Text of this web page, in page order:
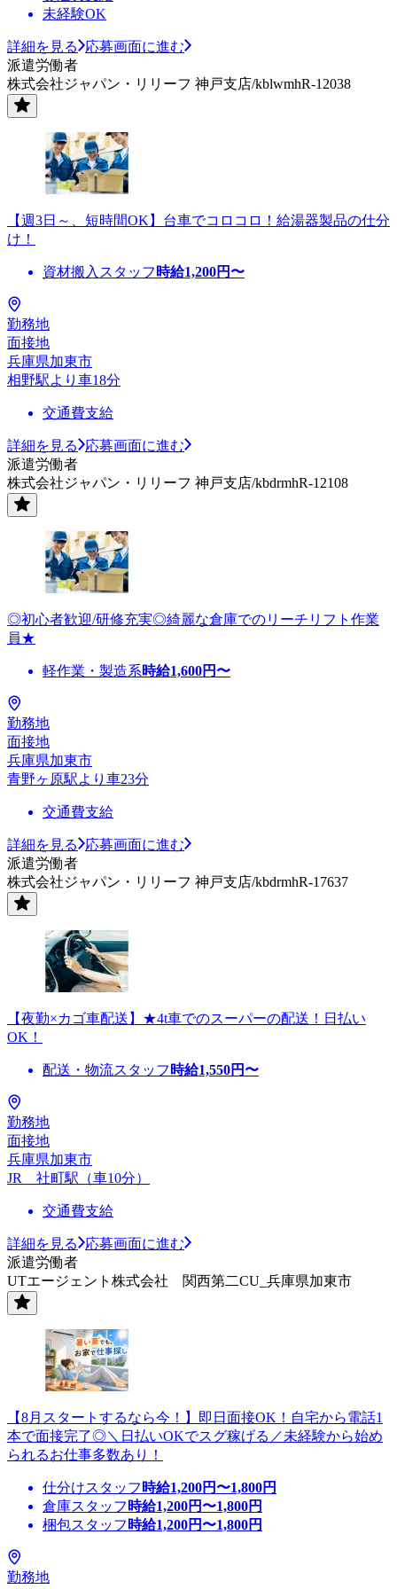
未経験OK
詳細を見る
応募画面に進む
派遣労働者
株式会社ジャパン・リリーフ 神戸支店/kblwmhR-12038
【週3日～、短時間OK】台車でコロコロ！給湯器製品の仕分
け！
資材搬入スタッフ 時給1,200円〜
勤務地
面接地
兵庫県加東市
相野駅より車18分
交通費支給
詳細を見る
応募画面に進む
派遣労働者
株式会社ジャパン・リリーフ 神戸支店/kbdrmhR-12108
◎初心者歓迎/研修充実◎綺麗な倉庫でのリーチリフト作業
員★
軽作業・製造系時給1,600円〜
勤務地
面接地
兵庫県加東市
青野ヶ原駅より車23分
交通費支給
詳細を見る
応募画面に進む
派遣労働者
株式会社ジャパン・リリーフ 神戸支店/kbdrmhR-17637
【夜勤×カゴ車配送】★4t車でのスーパーの配送！日払い
OK！
配送・物流スタッフ 時給1,550円〜
勤務地
面接地
兵庫県加東市
JR 社町駅（車10分）
交通費支給
詳細を見る
応募画面に進む
派遣労働者
UTエージェント株式会社 関西第二CU_兵庫県加東市
【8月スタートするなら今！】即日面接OK！自宅から電話1
本で面接完了◎＼日払いOKでスグ稼げる／未経験から始め
られるお仕事多数あり！
仕分けスタッフ 時給1,200円〜1,800円
倉庫スタッフ 時給1,200円〜1,800円
梱包スタッフ 時給1,200円〜1,800円
勤務地